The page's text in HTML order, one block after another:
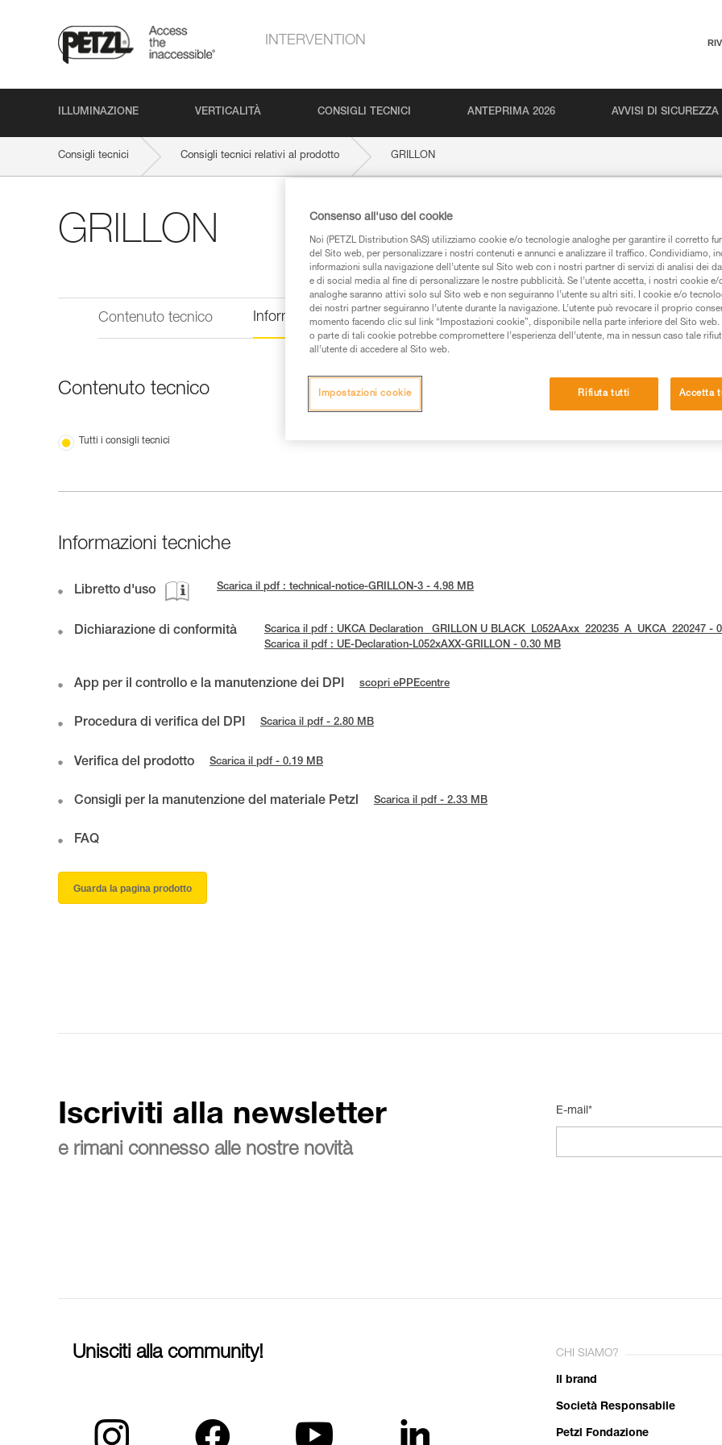
INTERVENTION
ILLUMINAZIONE VERTICALITÀ CONSIGLI TECNICI ANTEPRIMA 2026 AVVISI DI SICUREZZA
Consigli tecnici Consigli tecnici relativi al prodotto GRILLON
GRILLON
Contenuto tecnico Informazioni tecniche
Contenuto tecnico
Tutti i consigli tecnici
Informazioni tecniche
Libretto d'uso Scarica il pdf : technical-notice-GRILLON-3 - 4.98 MB
Dichiarazione di conformità
Scarica il pdf : UKCA Declaration _GRILLON U BLACK_L052AAxx_220235_A_UKCA_220247 -
Scarica il pdf : UE-Declaration-L052xAXX-GRILLON - 0.30 MB
App per il controllo e la manutenzione dei DPI scopri ePPEcentre
Procedura di verifica del DPI Scarica il pdf - 2.80 MB
Verifica del prodotto Scarica il pdf - 0.19 MB
Consigli per la manutenzione del materiale Petzl Scarica il pdf - 2.33 MB
FAQ
Guarda la pagina prodotto
Iscriviti alla newsletter
e rimani connesso alle nostre novità
E-mail*
Unisciti alla community! CHI SIAMO?
Il brand
Società Responsabile
Petzl Fondazione
Consenso all'uso dei cookie
Noi (PETZL Distribution SAS) utilizziamo cookie e/o tecnologie analoghe per garantire il corretto
del Sito web, per personalizzare i nostri contenuti e annunci e analizzare il traffico. Condividiamo,
informazioni sulla navigazione dell’utente sul Sito web con i nostri partner di servizi di analisi dei
e di social media al fine di personalizzare le nostre pubblicità. Se l’utente accetta, i nostri cookie
analoghe saranno attivi solo sul Sito web e non seguiranno l’utente su altri siti. I cookie e/o
dei nostri partner seguiranno l’utente durante la navigazione. L’utente può revocare il proprio
momento facendo clic sul link “Impostazioni cookie”, disponibile nella parte inferiore del Sito
o parte di tali cookie potrebbe compromettere l’esperienza dell’utente, ma in nessun caso tale
all’utente di accedere al Sito web.
Rifiuta tutti Accetta
Impostazioni cookie